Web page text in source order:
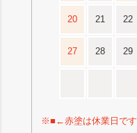
20 21 22
27 28 29
※■←赤塗は休業日です